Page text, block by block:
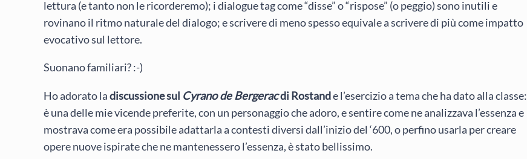
lettura (e tanto non le ricorderemo); i dialogue tag come “disse” o “rispose” (o peggio) sono inutili e
rovinano il ritmo naturale del dialogo; e scrivere di meno spesso equivale a scrivere di più come impatto
evocativo sul lettore.
Suonano familiari? :-)
Ho adorato ladiscussione sul Cyrano de Bergeracdi Rostande l’esercizio a tema che ha dato alla classe:
è una delle mie vicende preferite, con un personaggio che adoro, e sentire come ne analizzava l’essenza e
mostrava come era possibile adattarla a contesti diversi dall’inizio del ‘600, o perfino usarla per creare
opere nuove ispirate che ne mantenessero l’essenza, è stato bellissimo.